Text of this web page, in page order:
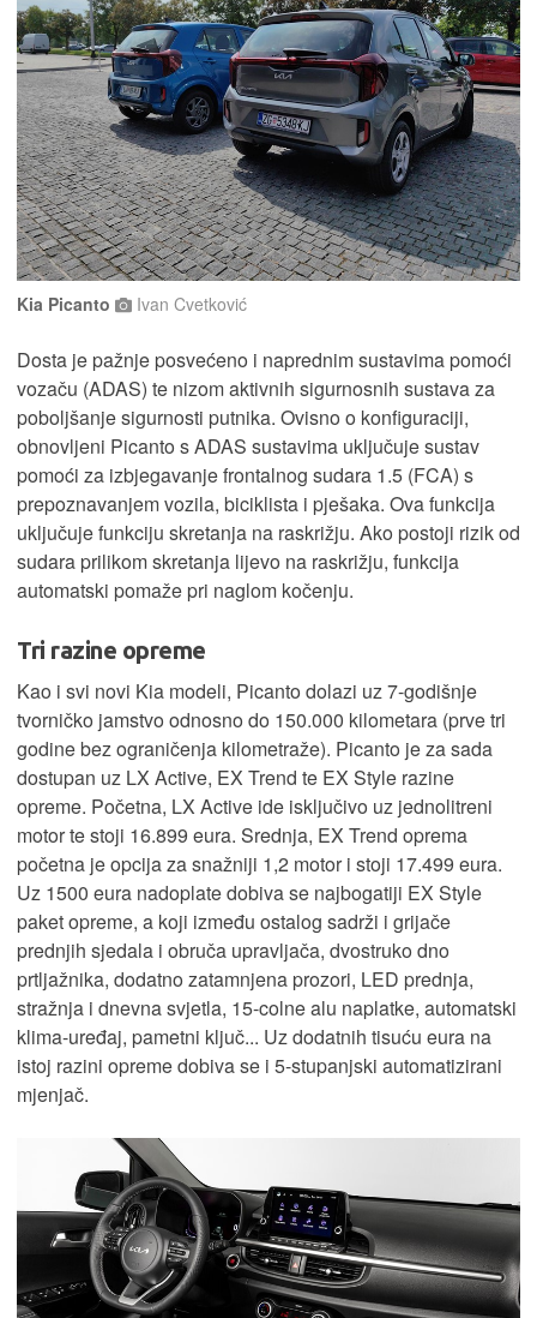
Kia Picanto Ivan Cvetković
Dosta je pažnje posvećeno i naprednim sustavima pomoći
vozaču (ADAS) te nizom aktivnih sigurnosnih sustava za
poboljšanje sigurnosti putnika. Ovisno o konfiguraciji,
obnovljeni Picanto s ADAS sustavima uključuje sustav
pomoći za izbjegavanje frontalnog sudara 1.5 (FCA) s
prepoznavanjem vozila, biciklista i pješaka. Ova funkcija
uključuje funkciju skretanja na raskrižju. Ako postoji rizik od
sudara prilikom skretanja lijevo na raskrižju, funkcija
automatski pomaže pri naglom kočenju.
Tri razine opreme
Kao i svi novi Kia modeli, Picanto dolazi uz 7-godišnje
tvorničko jamstvo odnosno do 150.000 kilometara (prve tri
godine bez ograničenja kilometraže). Picanto je za sada
dostupan uz LX Active, EX Trend te EX Style razine
opreme. Početna, LX Active ide isključivo uz jednolitreni
motor te stoji 16.899 eura. Srednja, EX Trend oprema
početna je opcija za snažniji 1,2 motor i stoji 17.499 eura.
Uz 1500 eura nadoplate dobiva se najbogatiji EX Style
paket opreme, a koji između ostalog sadrži i grijače
prednjih sjedala i obruča upravljača, dvostruko dno
prtljažnika, dodatno zatamnjena prozori, LED prednja,
stražnja i dnevna svjetla, 15-colne alu naplatke, automatski
klima-uređaj, pametni ključ... Uz dodatnih tisuću eura na
istoj razini opreme dobiva se i 5-stupanjski automatizirani
mjenjač.